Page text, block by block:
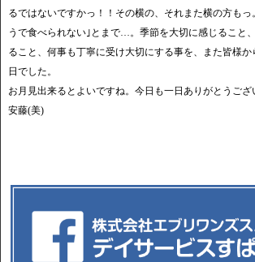
るではないですかっ！！その横の、それまた横の方も
うで食べられない｣とまで…。季節を大切に感じること
ること、何事も丁寧に受け大切にする事を、また皆様
日でした。
お月見出来るとよいですね。今日も一日ありがとうござ
安藤(美)